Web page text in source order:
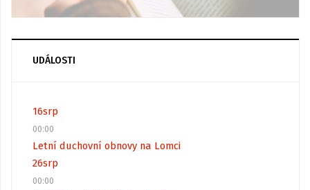
UDÁLOSTI
16srp
00:00
Letní duchovní obnovy na Lomci
26srp
00:00